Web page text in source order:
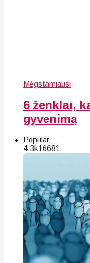
Mėgstamiausi
6 ženklai,
gyvenimą
Popular
4.3k16681